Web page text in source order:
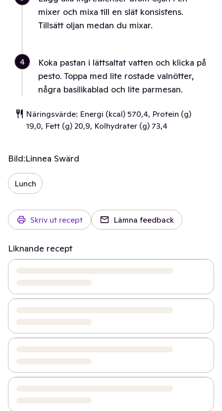
mixer och mixa till en slät konsistens.
Tillsätt oljan medan du mixar.
4
Koka pastan i lättsaltat vatten och klicka på
pesto. Toppa med lite rostade valnötter,
några basilikablad och lite parmesan.
Näringsvärde: Energi (kcal) 570,4, Protein (g)
19,0, Fett (g) 20,9, Kolhydrater (g) 73,4
Bild:Linnea Swärd
Lunch
Skriv ut recept Lämna feedback
Liknande recept